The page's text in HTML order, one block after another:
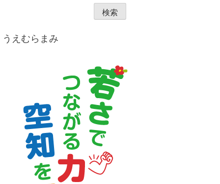
うえむらまみ